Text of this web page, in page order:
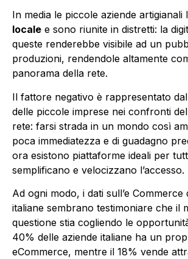
In media le piccole aziende
locale e sono riunite in distretti: la
queste renderebbe visibile ad un
produzioni, rendendole altamente
panorama della rete.
Il fattore negativo è rappresentato
delle piccole imprese nei confronti
rete: farsi strada in un mondo così
poca immediatezza e di guadagno
ora esistono piattaforme ideali per
semplificano e velocizzano l’accesso.
Ad ogni modo, i dati sull’e
italiane sembrano testimoniare che il
questione stia cogliendo le
40% delle aziende italiane ha un
eCommerce, mentre il 18% vende